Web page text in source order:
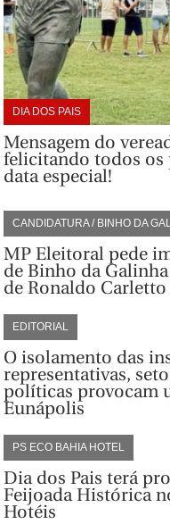
DIA DOS PAIS
Mensagem do
felicitando todos os
data especial!
CANDIDATURA / BINHO DA
MP Eleitoral pede
de Binho da
de Ronaldo Carletto
EDITORIAL
O isolamento das
representativas,
políticas provocam
Eunápolis
PS ECO BAHIA HOTEL
Dia dos Pais terá
Feijoada Histórica
Hotéis